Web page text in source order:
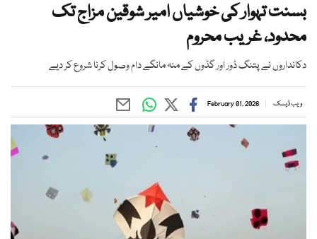
بسنت تہوار کی خوشیاں امیر شوقین مزاج تک
محدود، غریب محروم
دکانداروں نے پتنگ ڈور اور گڈوں کے منہ مانگے دام وصول کرنا شروع کر دیے
ویب ڈیسک February 01, 2026